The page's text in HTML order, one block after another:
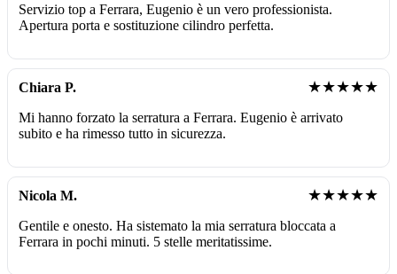
Servizio top a Ferrara, Eugenio è un vero professionista.
Apertura porta e sostituzione cilindro perfetta.
Chiara P. ★★★★★
Mi hanno forzato la serratura a Ferrara. Eugenio è arrivato
subito e ha rimesso tutto in sicurezza.
Nicola M. ★★★★★
Gentile e onesto. Ha sistemato la mia serratura bloccata a
Ferrara in pochi minuti. 5 stelle meritatissime.